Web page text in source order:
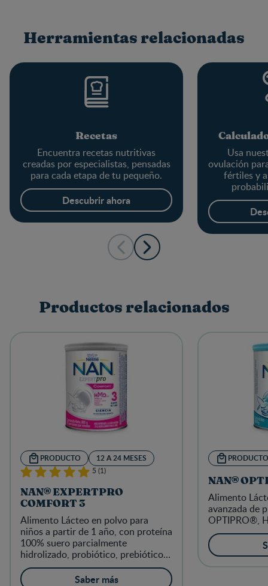
Herramientas relacionadas
Recetas
Encuentra recetas nutritivas
creadas por especialistas, pensadas
para cada etapa de tu pequeño.
Descubrir ahora
Usa
ovulación
fértiles y
Productos relacionados
PRODUCTO 12 A 24 MESES
5 (1)
NAN® EXPERTPRO
COMFORT 3
Alimento Lácteo en polvo para
niños a partir de 1 año, con proteína
100% suero parcialmente
hidrolizado, probiótico, prebióticos,
HMO 2'FL, y con nivel alto de
magnesio para ayudar a aliviar el
Saber más
PRODUCTO
NAN®
Alimento
avanzada de
OPTIPRO®,